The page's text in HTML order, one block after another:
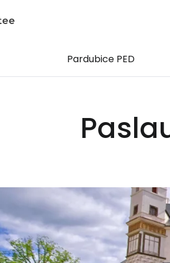
Pardubice PED